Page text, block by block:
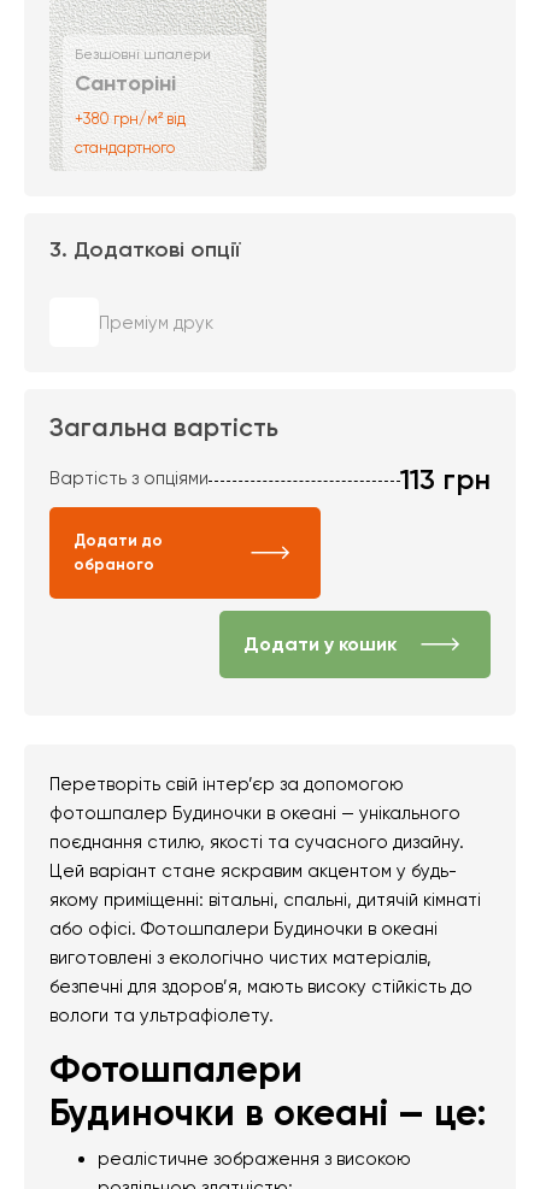
Безшовні шпалери
Санторіні
+380 грн/м² від
стандартного
3. Додаткові опції
Преміум друк
Загальна вартість
Вартість з опціями 113 грн
Додати до
обраного
Додати у кошик
Перетворіть свій інтер’єр за допомогою
фотошпалер Будиночки в океані — унікального
поєднання стилю, якості та сучасного дизайну.
Цей варіант стане яскравим акцентом у будь-
якому приміщенні: вітальні, спальні, дитячій кімнаті
або офісі. Фотошпалери Будиночки в океані
виготовлені з екологічно чистих матеріалів,
безпечні для здоров’я, мають високу стійкість до
вологи та ультрафіолету.
Фотошпалери
Будиночки в океані — це:
реалістичне зображення з високою